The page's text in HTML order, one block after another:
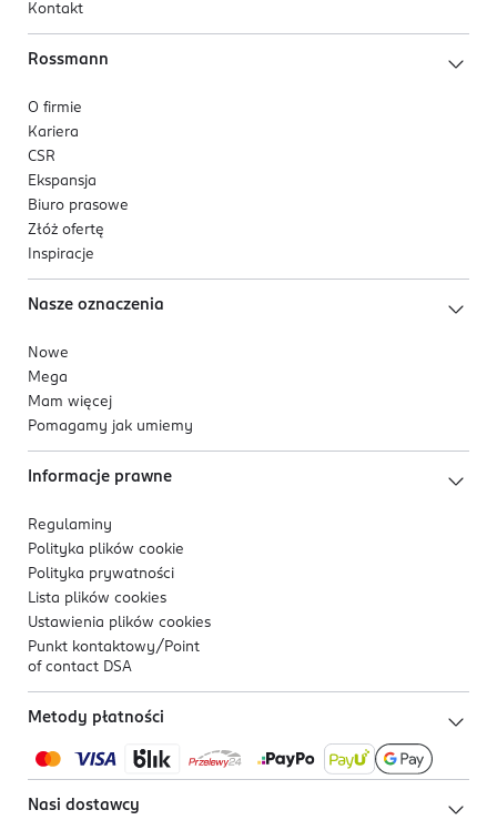
Kontakt
Rossmann
O firmie
Kariera
CSR
Ekspansja
Biuro prasowe
Złóż ofertę
Inspiracje
Nasze oznaczenia
Nowe
Mega
Mam więcej
Pomagamy jak umiemy
Informacje prawne
Regulaminy
Polityka plików cookie
Polityka prywatności
Lista plików cookies
Ustawienia plików cookies
Punkt kontaktowy/ Point
of contact DSA
Metody płatności
Nasi dostawcy